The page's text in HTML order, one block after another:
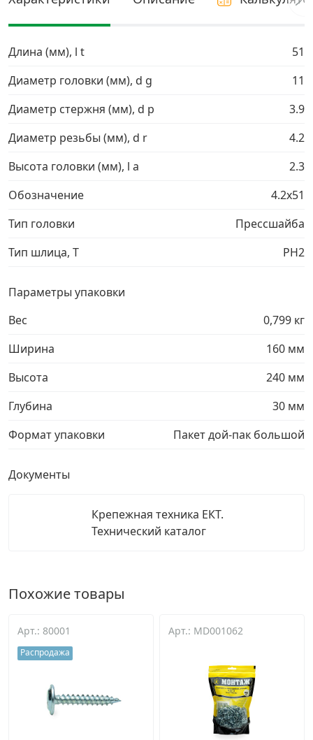
Грузовой крепеж
Кронштейны и крюки хозяйственные
Метрический крепеж
Электро и бензоинструмент, оборудование
Нержавеющий крепеж ›
Длина (мм), l t
51
Диаметр головки (мм), d g
11
Диаметр стержня (мм), d p
3.9
Диаметр резьбы (мм), d r
4.2
Высота головки (мм), l a
2.3
Обозначение
4.2х51
Тип головки
Прессшайба
Тип шлица, T
PH2
Параметры упаковки
Вес
0,799 кг
Ширина
160 мм
Высота
240 мм
Глубина
30 мм
Формат упаковки
Пакет дой-пак большой
Документы
Крепежная техника ЕКТ.
Технический каталог
Похожие товары
Арт.: 80001
Распродажа
Арт.: MD001062